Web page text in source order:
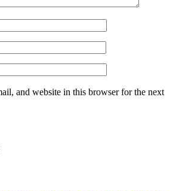
and website in this browser for the next